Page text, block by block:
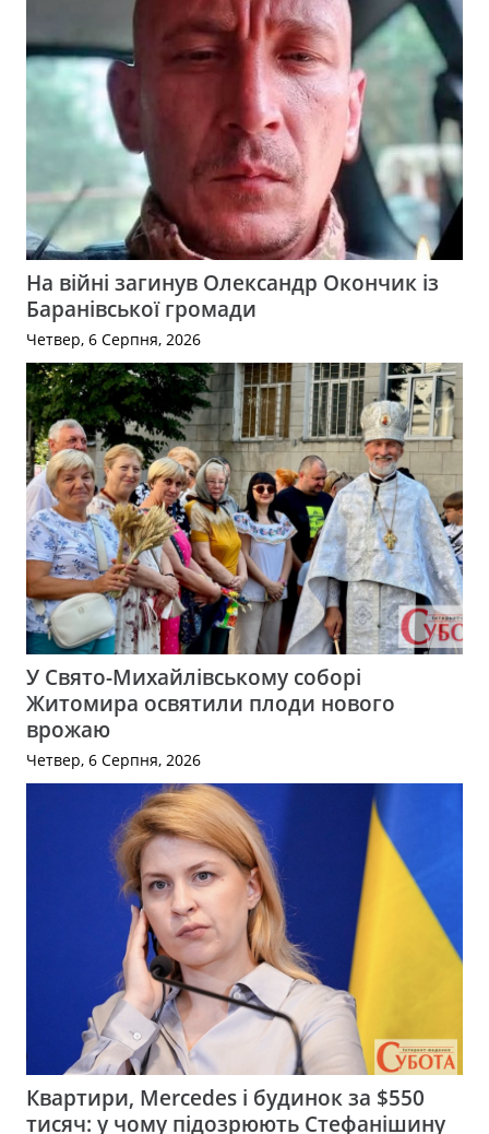
На війні загинув Олександр Окончик із
Баранівської громади
Четвер, 6 Серпня, 2026
У Свято-Михайлівському соборі
Житомира освятили плоди нового
врожаю
Четвер, 6 Серпня, 2026
Квартири, Mercedes і будинок за $550
тисяч: у чому підозрюють Стефанішину